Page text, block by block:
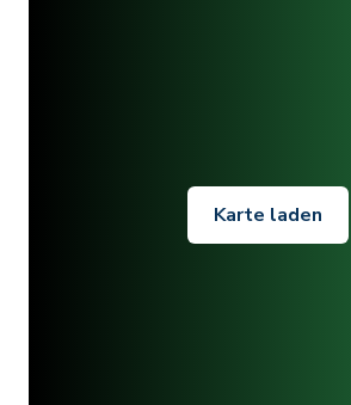
Karte laden